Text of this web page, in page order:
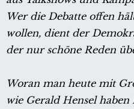
Wer die Debatte offen
wollen, dient der
der nur schöne Reden
Woran man heute mit
wie Gerald Hensel